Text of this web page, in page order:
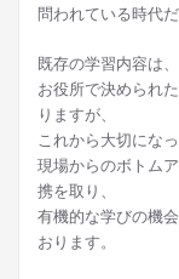
問われている時代
既存の学習内容は、
お役所で決められ
りますが、
これから大切にな
現場からのボトム
携を取り、
有機的な学びの機
おります。